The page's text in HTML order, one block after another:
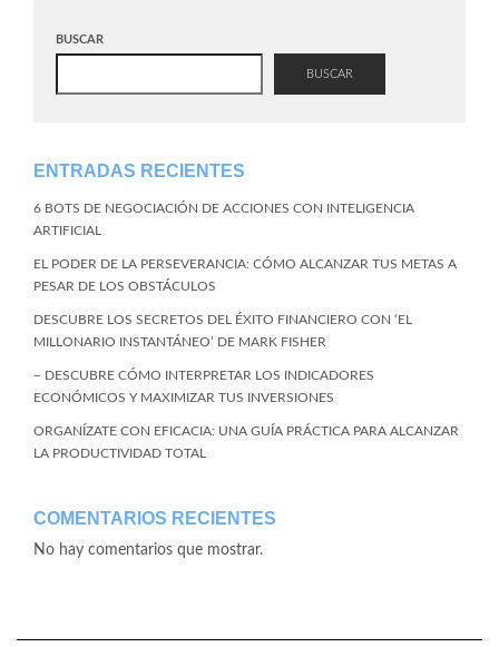
BUSCAR
BUSCAR
ENTRADAS RECIENTES
6 BOTS DE NEGOCIACIÓN DE ACCIONES CON INTELIGENCIA
ARTIFICIAL
EL PODER DE LA PERSEVERANCIA: CÓMO ALCANZAR TUS METAS A
PESAR DE LOS OBSTÁCULOS
DESCUBRE LOS SECRETOS DEL ÉXITO FINANCIERO CON ‘EL
MILLONARIO INSTANTÁNEO’ DE MARK FISHER
– DESCUBRE CÓMO INTERPRETAR LOS INDICADORES
ECONÓMICOS Y MAXIMIZAR TUS INVERSIONES
ORGANÍZATE CON EFICACIA: UNA GUÍA PRÁCTICA PARA ALCANZAR
LA PRODUCTIVIDAD TOTAL
COMENTARIOS RECIENTES
No hay comentarios que mostrar.